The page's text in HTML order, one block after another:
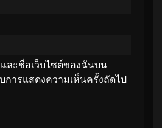
ละชื่อเว็บไซต์ของฉันบน
การแสดงความเห็นครั้งถัดไป